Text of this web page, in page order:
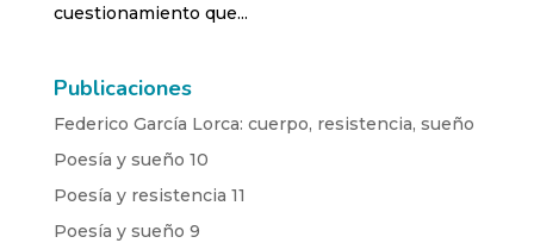
cuestionamiento que...
Publicaciones
Federico García Lorca: cuerpo, resistencia, sueño
Poesía y sueño 10
Poesía y resistencia 11
Poesía y sueño 9